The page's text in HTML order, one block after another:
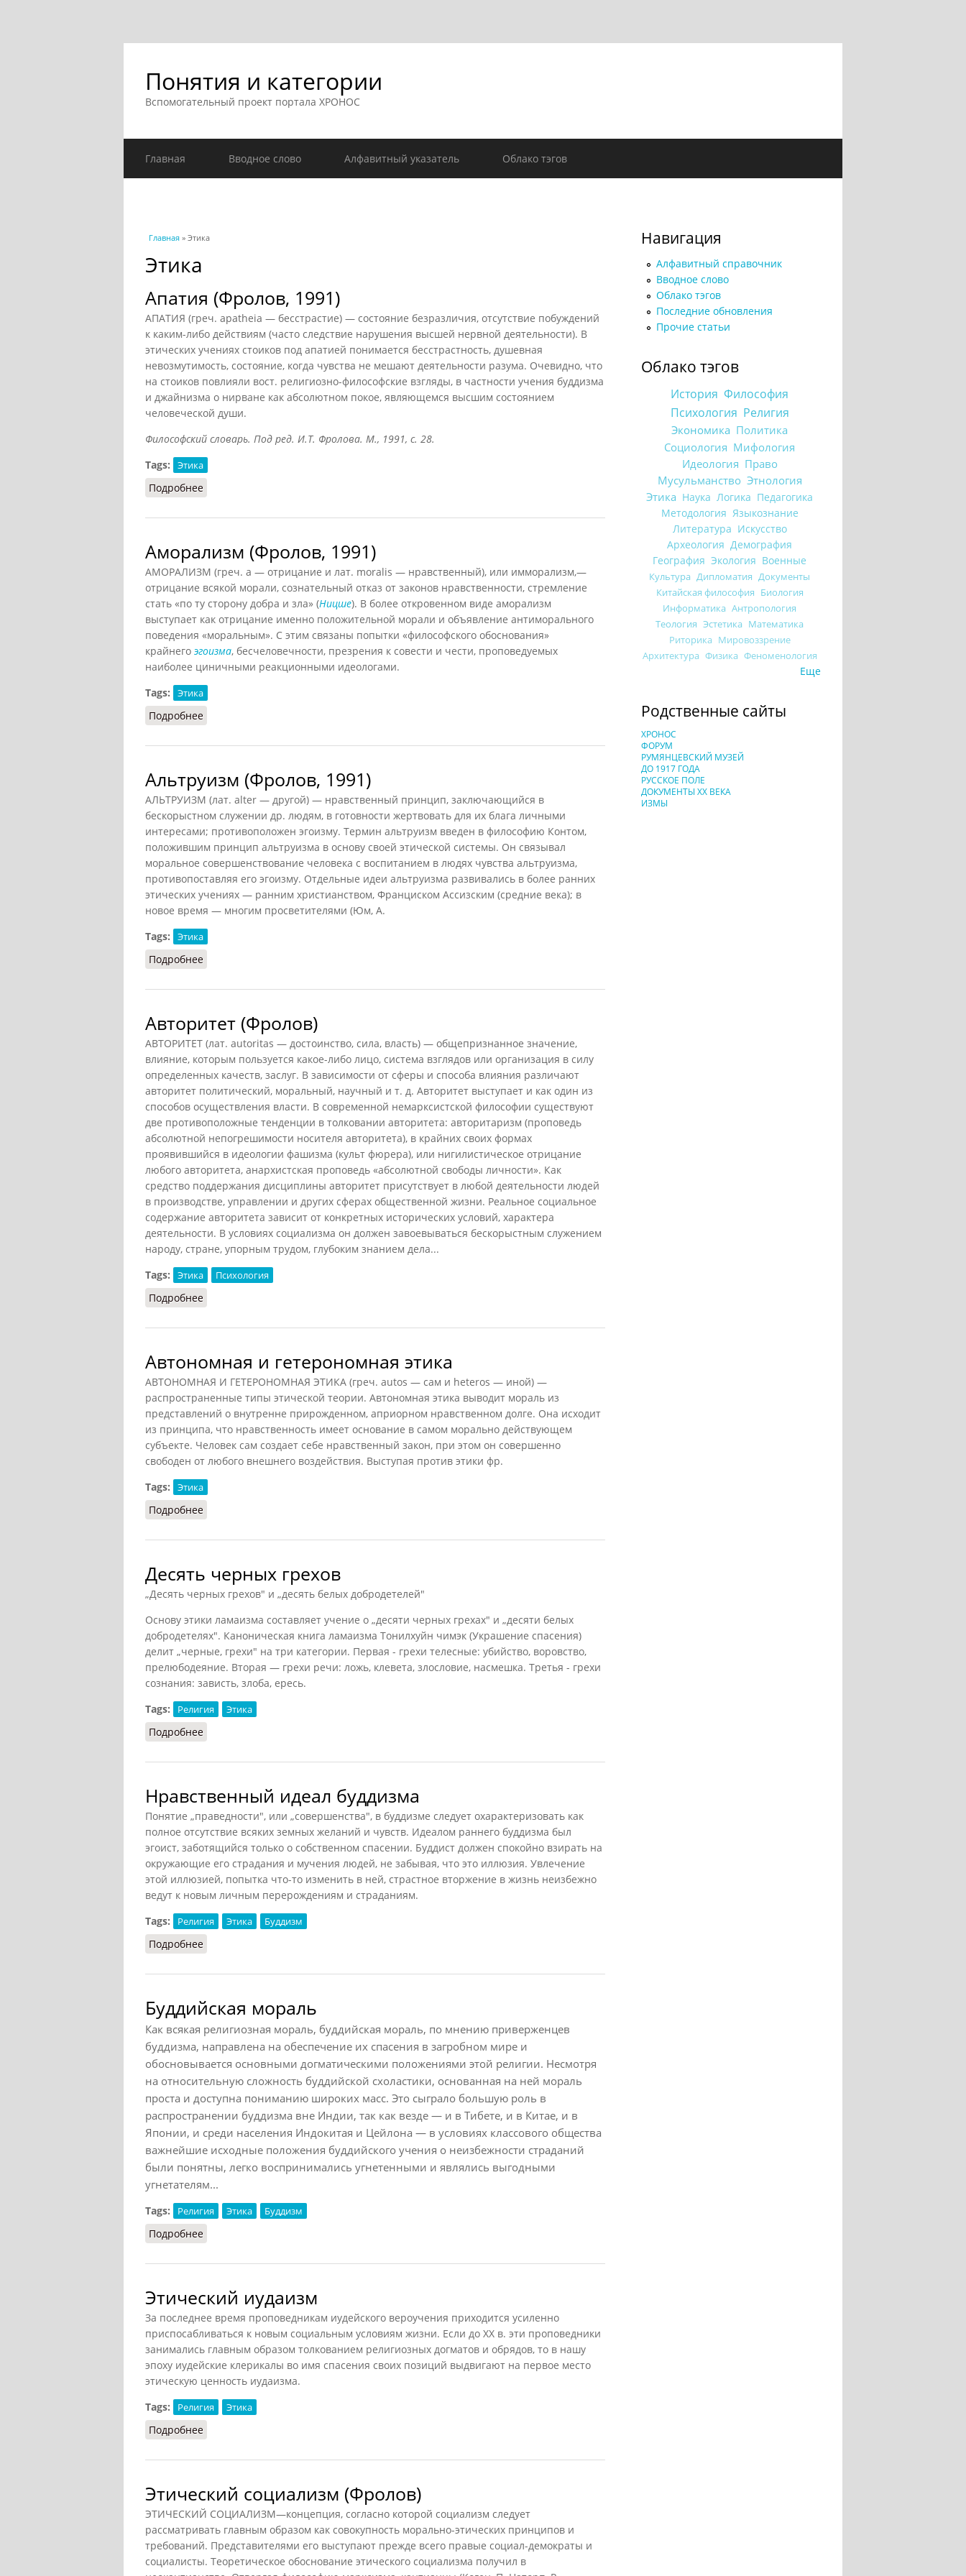
Понятия и категории
Вспомогательный проект портала ХРОНОС
Главная Вводное слово Алфавитный указатель Облако тэгов
Вы здесь
Главная » Этика
Этика
Апатия (Фролов, 1991)
АПАТИЯ (греч. apatheia — бесстрастие) — состояние безразличия, отсутствие побуждений
к каким-либо действиям (часто следствие нарушения высшей нервной деятельности). В
этических учениях стоиков под апатией понимается бесстрастность, душевная
невозмутимость, состояние, когда чувства не мешают деятельности разума. Очевидно, что
на стоиков повлияли вост. религиозно-философские взгляды, в частности учения буддизма
и джайнизма о нирване как абсолютном покое, являющемся высшим состоянием
человеческой души.
Философский словарь. Под ред. И.Т. Фролова. М., 1991, с. 28.
Tags:
Этика
Подробнее
Аморализм (Фролов, 1991)
АМОРАЛИЗМ (греч. а — отрицание и лат. moralis — нравственный), или имморализм,—
отрицание всякой морали, сознательный отказ от законов нравственности, стремление
стать «по ту сторону добра и зла» (Ницше). В более откровенном виде аморализм
выступает как отрицание именно положительной морали и объявление антиморального
поведения «моральным». С этим связаны попытки «философского обоснования»
крайнего эгоизма, бесчеловечности, презрения к совести и чести, проповедуемых
наиболее циничными реакционными идеологами.
Tags:
Этика
Подробнее
Альтруизм (Фролов, 1991)
АЛЬТРУИЗМ (лат. alter — другой) — нравственный принцип, заключающийся в
бескорыстном служении др. людям, в готовности жертвовать для их блага личными
интересами; противоположен эгоизму. Термин альтруизм введен в философию Контом,
положившим принцип альтруизма в основу своей этической системы. Он связывал
моральное совершенствование человека с воспитанием в людях чувства альтруизма,
противопоставляя его эгоизму. Отдельные идеи альтруизма развивались в более ранних
этических учениях — ранним христианством, Франциском Ассизским (средние века); в
новое время — многим просветителями (Юм, А.
Tags:
Этика
Подробнее
Авторитет (Фролов)
АВТОРИТЕТ (лат. autoritas — достоинство, сила, власть) — общепризнанное значение,
влияние, которым пользуется какое-либо лицо, система взглядов или организация в силу
определенных качеств, заслуг. В зависимости от сферы и способа влияния различают
авторитет политический, моральный, научный и т. д. Авторитет выступает и как один из
способов осуществления власти. В современной немарксистской философии существуют
две противоположные тенденции в толковании авторитета: авторитаризм (проповедь
абсолютной непогрешимости носителя авторитета), в крайних своих формах
проявившийся в идеологии фашизма (культ фюрера), или нигилистическое отрицание
любого авторитета, анархистская проповедь «абсолютной свободы личности». Как
средство поддержания дисциплины авторитет присутствует в любой деятельности людей
в производстве, управлении и других сферах общественной жизни. Реальное социальное
содержание авторитета зависит от конкретных исторических условий, характера
деятельности. В условиях социализма он должен завоевываться бескорыстным служением
народу, стране, упорным трудом, глубоким знанием дела...
Tags:
Этика Психология
Подробнее
Автономная и гетерономная этика
АВТОНОМНАЯ И ГЕТЕРОНОМНАЯ ЭТИКА (греч. autos — сам и heteros — иной) —
распространенные типы этической теории. Автономная этика выводит мораль из
представлений о внутренне прирожденном, априорном нравственном долге. Она исходит
из принципа, что нравственность имеет основание в самом морально действующем
субъекте. Человек сам создает себе нравственный закон, при этом он совершенно
свободен от любого внешнего воздействия. Выступая против этики фр.
Tags:
Этика
Подробнее
Десять черных грехов
„Десять черных грехов" и „десять белых добродетелей"
Основу этики ламаизма составляет учение о „десяти черных грехах" и „десяти белых
добродетелях". Каноническая книга ламаизма Тонилхуйн чимэк (Украшение спасения)
делит „черные, грехи" на три категории. Первая - грехи телесные: убийство, воровство,
прелюбодеяние. Вторая — грехи речи: ложь, клевета, злословие, насмешка. Третья - грехи
сознания: зависть, злоба, ересь.
Tags:
Религия Этика
Подробнее
Нравственный идеал буддизма
Понятие „праведности", или „совершенства", в буддизме следует охарактеризовать как
полное отсутствие всяких земных желаний и чувств. Идеалом раннего буддизма был
эгоист, заботящийся только о собственном спасении. Буддист должен спокойно взирать на
окружающие его страдания и мучения людей, не забывая, что это иллюзия. Увлечение
этой иллюзией, попытка что-то изменить в ней, страстное вторжение в жизнь неизбежно
ведут к новым личным перерождениям и страданиям.
Tags:
Религия Этика Буддизм
Подробнее
Буддийская мораль
Как всякая религиозная мораль, буддийская мораль, по мнению приверженцев
буддизма, направлена на обеспечение их спасения в загробном мире и
обосновывается основными догматическими положениями этой религии. Несмотря
на относительную сложность буддийской схоластики, основанная на ней мораль
проста и доступна пониманию широких масс. Это сыграло большую роль в
распространении буддизма вне Индии, так как везде — и в Тибете, и в Китае, и в
Японии, и среди населения Индокитая и Цейлона — в условиях классового общества
важнейшие исходные положения буддийского учения о неизбежности страданий
были понятны, легко воспринимались угнетенными и являлись выгодными
угнетателям...
Tags: Религия Этика Буддизм
Подробнее
Этический иудаизм
За последнее время проповедникам иудейского вероучения приходится усиленно
приспосабливаться к новым социальным условиям жизни. Если до XX в. эти проповедники
занимались главным образом толкованием религиозных догматов и обрядов, то в нашу
эпоху иудейские клерикалы во имя спасения своих позиций выдвигают на первое место
этическую ценность иудаизма.
Tags:
Религия Этика
Подробнее
Этический социализм (Фролов)
ЭТИЧЕСКИЙ СОЦИАЛИЗМ—концепция, согласно которой социализм следует
рассматривать главным образом как совокупность морально-этических принципов и
требований. Представителями его выступают прежде всего правые социал-демократы и
социалисты. Теоретическое обоснование этического социализма получил в
Навигация
Алфавитный справочник
Вводное слово
Облако тэгов
Последние обновления
Прочие статьи
Облако тэгов
История Философия
Психология Религия
Экономика Политика
Социология Мифология
Идеология Право
Мусульманство Этнология
Этика Наука Логика Педагогика
Методология Языкознание
Литература Искусство
Археология Демография
География Экология Военные
Культура Дипломатия Документы
Китайская философия Биология
Информатика Антропология
Теология Эстетика Математика
Риторика Мировоззрение
Архитектура Физика Феноменология
Еще
Родственные сайты
ХРОНОС
ФОРУМ
РУМЯНЦЕВСКИЙ МУЗЕЙ
ДО 1917 ГОДА
РУССКОЕ ПОЛЕ
ДОКУМЕНТЫ XX ВЕКА
ИЗМЫ